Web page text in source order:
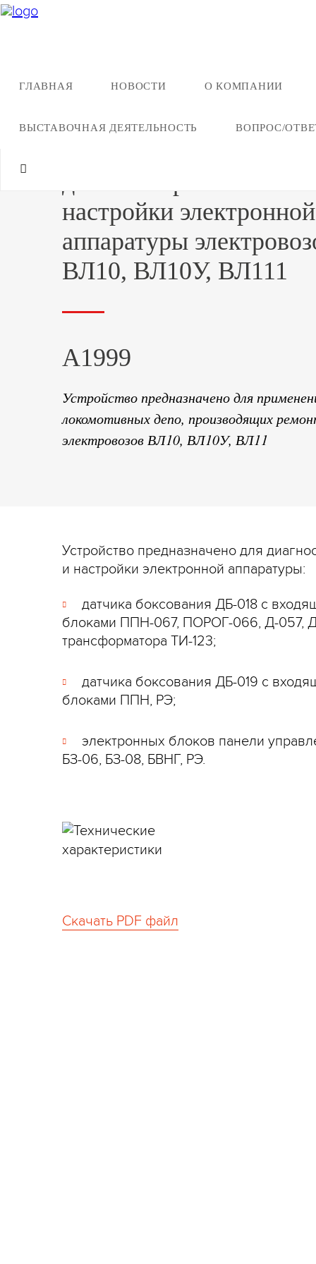
ГЛАВНАЯ НОВОСТИ О КОМПАНИИ
ВЫСТАВОЧНАЯ ДЕЯТЕЛЬНОСТЬ ВОПРОС/
настройки электронной
аппаратуры
ВЛ10, ВЛ10У, ВЛ111
А1999
Устройство предназначено для
локомотивных депо, производящих
электровозов ВЛ10, ВЛ10У, ВЛ11
Устройство предназначено для
и настройки электронной аппаратуры:
датчика боксования ДБ-018 с
блоками ППН-067, ПОРОГ-066, Д-057,
трансформатора ТИ-123;
датчика боксования ДБ-019 с
блоками ППН, РЭ;
электронных блоков панели
БЗ-06, БЗ-08, БВНГ, РЭ.
Скачать PDF файл